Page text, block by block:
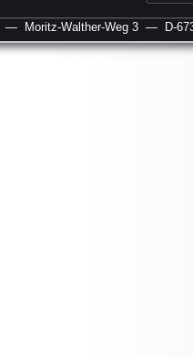
— Moritz-Walther-Weg 3 — D-